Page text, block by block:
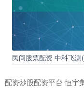
互联网股票配资网 股配
财盛证券有限公司
2026-
在当今竞争激烈的投资市
生，为投资者提供了资
财盛证券 2026-07-07
民间股票配资 中科飞
配资炒股配资平台 恒宇